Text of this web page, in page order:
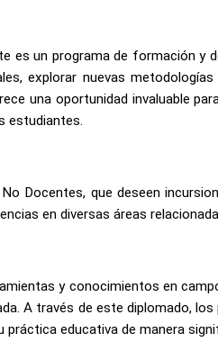
es un programa de formación
explorar nuevas
una oportunidad invaluable
estudiantes.
Docentes, que deseen
en diversas áreas
y conocimientos en
A través de este diplomado,
práctica educativa de manera